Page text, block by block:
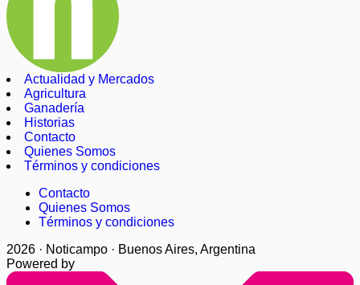
Actualidad y Mercados
Agricultura
Ganadería
Historias
Contacto
Quienes Somos
Términos y condiciones
Contacto
Quienes Somos
Términos y condiciones
2026 · Noticampo · Buenos Aires, Argentina
Powered by